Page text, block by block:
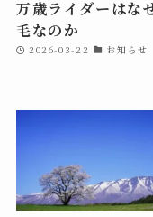
万歳ライダーはな
毛なのか
2026-03-22 お知らせ